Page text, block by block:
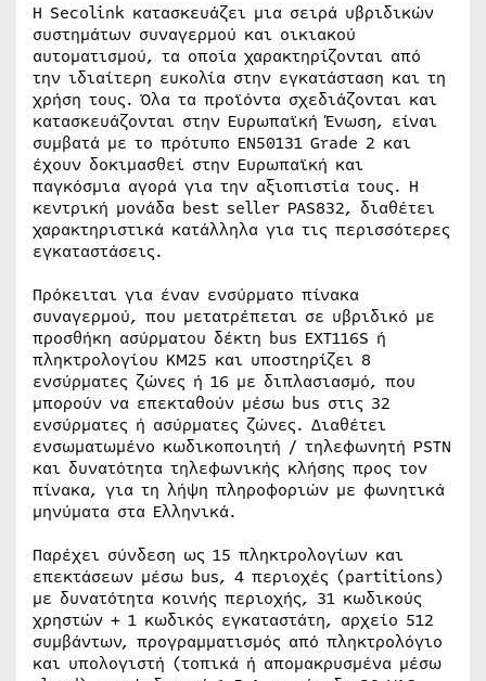
H Secolink κατασκευάζει μια σειρά υβριδικών
συστημάτων συναγερμού και οικιακού
αυτοματισμού, τα οποία χαρακτηρίζονται από
την ιδιαίτερη ευκολία στην εγκατάσταση και τη
χρήση τους. Όλα τα προϊόντα σχεδιάζονται και
κατασκευάζονται στην Ευρωπαϊκή Ένωση, είναι
συμβατά με το πρότυπο EN50131 Grade 2 και
έχουν δοκιμασθεί στην Ευρωπαϊκή και
παγκόσμια αγορά για την αξιοπιστία τους. Η
κεντρική μονάδα best seller PAS832, διαθέτει
χαρακτηριστικά κατάλληλα για τις περισσότερες
εγκαταστάσεις.
Πρόκειται για έναν ενσύρματο πίνακα
συναγερμού, που μετατρέπεται σε υβριδικό με
προσθήκη ασύρματου δέκτη bus EXT116S ή
πληκτρολογίου KM25 και υποστηρίζει 8
ενσύρματες ζώνες ή 16 με διπλασιασμό, που
μπορούν να επεκταθούν μέσω bus στις 32
ενσύρματες ή ασύρματες ζώνες. Διαθέτει
ενσωματωμένο κωδικοποιητή / τηλεφωνητή PSTN
και δυνατότητα τηλεφωνικής κλήσης προς τον
πίνακα, για τη λήψη πληροφοριών με φωνητικά
μηνύματα στα Ελληνικά.
Παρέχει σύνδεση ως 15 πληκτρολογίων και
επεκτάσεων μέσω bus, 4 περιοχές (partitions)
με δυνατότητα κοινής περιοχής, 31 κωδικoύς
χρηστών + 1 κωδικός εγκαταστάτη, αρχείο 512
συμβάντων, προγραμματισμός από πληκτρολόγιο
και υπολογιστή (τοπικά ή απομακρυσμένα μέσω